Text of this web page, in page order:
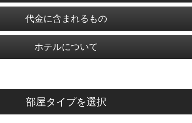
代金に含まれるもの
ホテルについて
部屋タイプを選択